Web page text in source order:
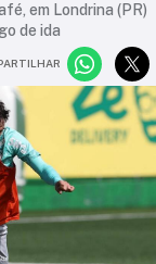
em Londrina (PR)
de ida